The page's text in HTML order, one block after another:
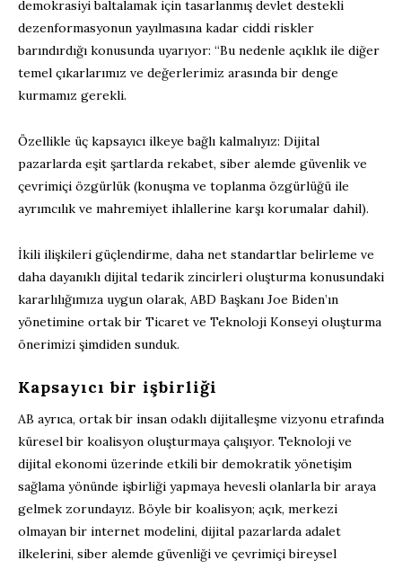
demokrasiyi baltalamak için tasarlanmış devlet destekli
dezenformasyonun yayılmasına kadar ciddi riskler
barındırdığı konusunda uyarıyor: “Bu nedenle açıklık ile diğer
temel çıkarlarımız ve değerlerimiz arasında bir denge
kurmamız gerekli.
Özellikle üç kapsayıcı ilkeye bağlı kalmalıyız: Dijital
pazarlarda eşit şartlarda rekabet, siber alemde güvenlik ve
çevrimiçi özgürlük (konuşma ve toplanma özgürlüğü ile
ayrımcılık ve mahremiyet ihlallerine karşı korumalar dahil).
İkili ilişkileri güçlendirme, daha net standartlar belirleme ve
daha dayanıklı dijital tedarik zincirleri oluşturma konusundaki
kararlılığımıza uygun olarak, ABD Başkanı Joe Biden’ın
yönetimine ortak bir Ticaret ve Teknoloji Konseyi oluşturma
önerimizi şimdiden sunduk.
Kapsayıcı bir işbirliği
AB ayrıca, ortak bir insan odaklı dijitalleşme vizyonu etrafında
küresel bir koalisyon oluşturmaya çalışıyor. Teknoloji ve
dijital ekonomi üzerinde etkili bir demokratik yönetişim
sağlama yönünde işbirliği yapmaya hevesli olanlarla bir araya
gelmek zorundayız. Böyle bir koalisyon; açık, merkezi
olmayan bir internet modelini, dijital pazarlarda adalet
ilkelerini, siber alemde güvenliği ve çevrimiçi bireysel